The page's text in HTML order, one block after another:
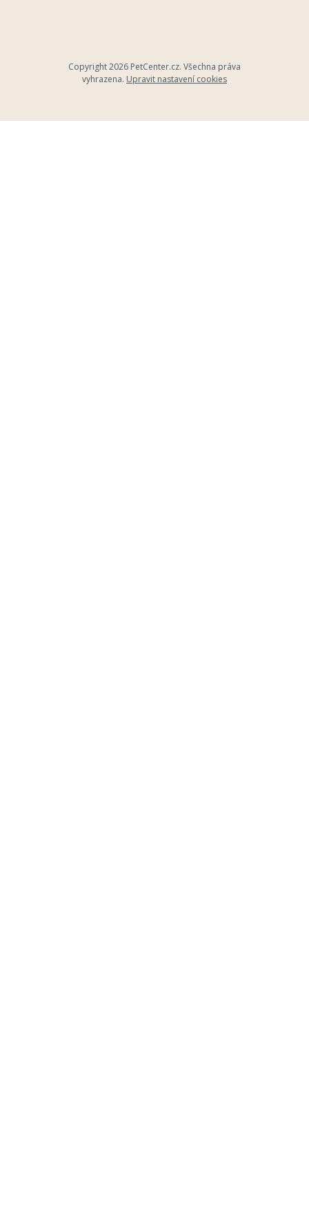
Copyright 2026 PetCenter.cz. Všechna práva
vyhrazena. Upravit nastavení cookies